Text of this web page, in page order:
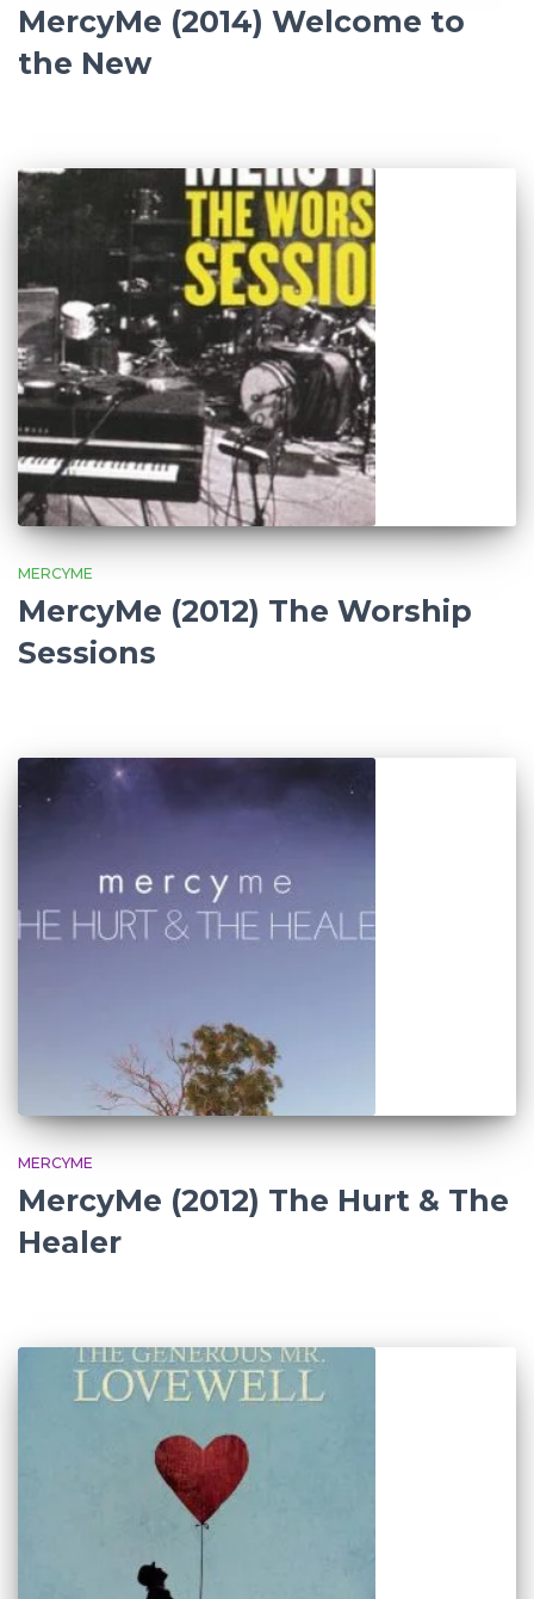
MercyMe (2014) Welcome to
the New
MERCYME
MercyMe (2012) The Worship
Sessions
MERCYME
MercyMe (2012) The Hurt & The
Healer